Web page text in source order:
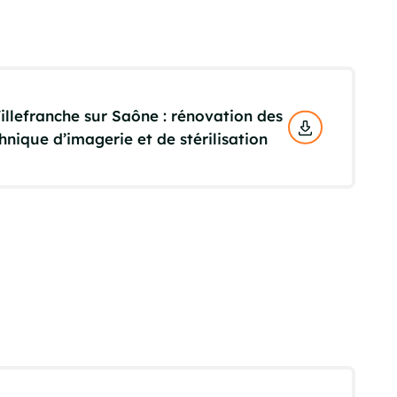
sur Saône : rénovation des
d’imagerie et de stérilisation